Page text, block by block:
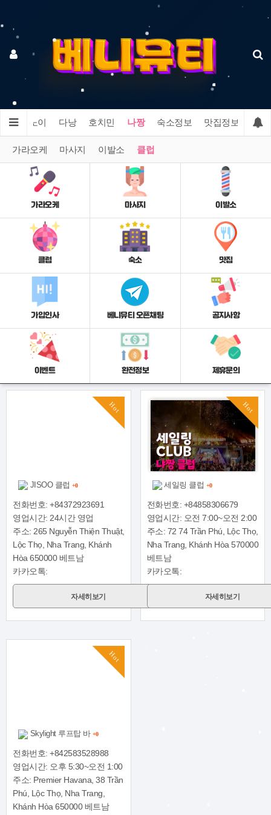
하노이 다낭 호치민 나짱 숙소정보 맛집정보 커
가라오케 마사지 이발소 클럽
가라오케 마사지 이발소
클럽 숙소 맛집
가입인사 베니뮤티 오픈채팅 공지사항
이벤트 환전정보 제휴문의
Hot
JISOO 클럽 +0
전화번호: +84372923691
영업시간: 24시간 영업
주소: 265 Nguyễn Thiện Thuật,
Lộc Thọ, Nha Trang, Khánh
Hòa 650000 베트남
카카오톡:
자세히보기
Hot
세일링 클럽 +0
전화번호: +84858306679
영업시간: 오전 7:00~오전 2:00
주소: 72 74 Trần Phú, Lộc Thọ,
Nha Trang, Khánh Hòa 570000
베트남
카카오톡:
자세히보기
Hot
Skylight 루프탑 바 +0
전화번호: +842583528988
영업시간: 오후 5:30~오전 1:00
주소: Premier Havana, 38 Trần
Phú, Lộc Thọ, Nha Trang,
Khánh Hòa 650000 베트남